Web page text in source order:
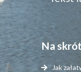
Na
Jak